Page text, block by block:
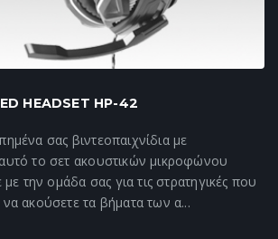
HEADSET HP-42
σας βιντεοπαιχνίδια με
το σετ ακουστικών μικροφώνου
με την ομάδα σας για τις στρατηγικές που
ακούσετε τα βήματα των α...